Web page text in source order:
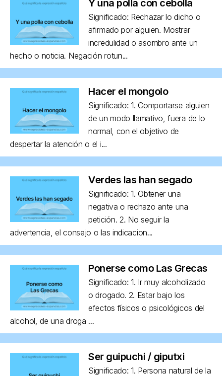
Y una polla con cebolla
Significado: Rechazar lo dicho o
afirmado por alguien. Mostrar
incredulidad o asombro ante un
hecho o noticia. Negación rotun...
Hacer el mongolo
Significado: 1. Comportarse alguien
de un modo llamativo, fuera de lo
normal, con el objetivo de
despertar la atención o el i...
Verdes las han segado
Significado: 1. Obtener una
negativa o rechazo ante una
petición. 2. No seguir la
advertencia, el consejo o las indicacion...
Ponerse como Las Grecas
Significado: 1. Ir muy alcoholizado
o drogado. 2. Estar bajo los
efectos físicos o psicológicos del
alcohol, de una droga ...
Ser guipuchi / giputxi
Significado: 1. Persona natural de la